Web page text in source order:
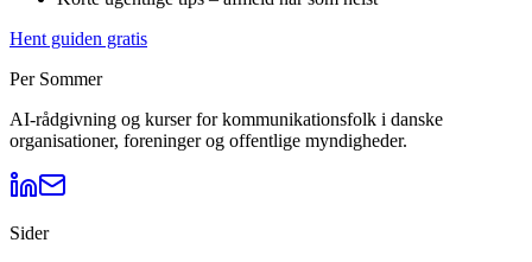
Hent guiden gratis
Per Sommer
AI-rådgivning og kurser for kommunikationsfolk i danske
organisationer, foreninger og offentlige myndigheder.
Sider